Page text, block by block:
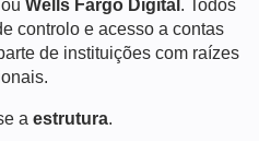
Wells Fargo Digital . Todos
controlo e acesso a contas
de instituições com raízes
a estrutura.